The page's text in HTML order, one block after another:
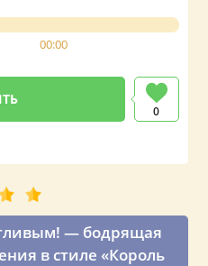
00:00
0
— бодрящая
в стиле «Король